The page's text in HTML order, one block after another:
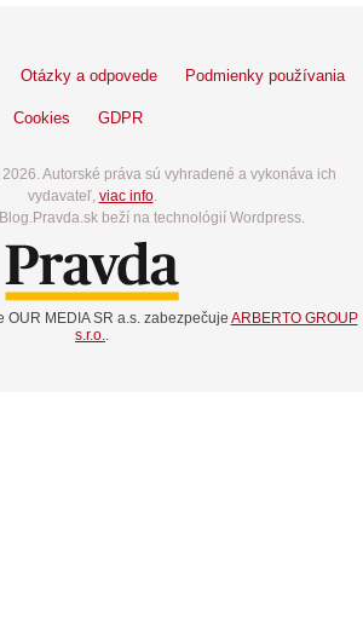
Otázky a odpovede Podmienky používania
Cookies GDPR
Autorské práva sú vyhradené a vykonáva ich
vydavateľ, viac info.
beží na technológií Wordpress.
OUR MEDIA SR a.s. zabezpečuje ARBERTO GROUP
s.r.o.